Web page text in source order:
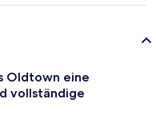
Oldtown eine
vollständige